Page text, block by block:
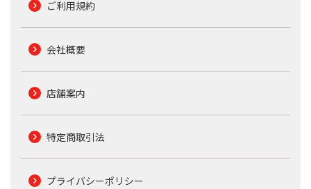
ご利用規約
会社概要
店舗案内
特定商取引法
プライバシーポリシー